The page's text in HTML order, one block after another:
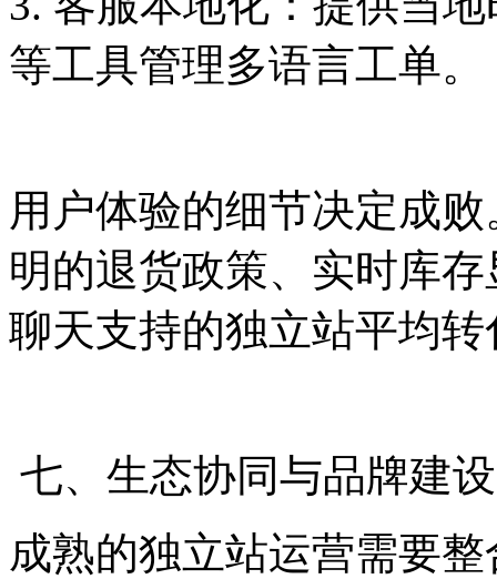
等工具管理多语言工单。
用户体验的细节决定成
明的退货政策、实时库
聊天支持的独立站平均
七、生态协同与品牌建设
成熟的独立站运营需要